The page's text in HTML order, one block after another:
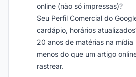
online (não só impressas)?
Seu Perfil Comercial do
cardápio, horários
20 anos de matérias na
menos do que um artigo
rastrear.